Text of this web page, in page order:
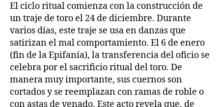
El ciclo ritual comienza con la construcción de
un traje de toro el 24 de diciembre. Durante
varios días, este traje se usa en danzas que
satirizan el mal comportamiento. El 6 de enero
(fin de la Epifanía), la transferencia del oficio se
celebra por el sacrificio ritual del toro. De
manera muy importante, sus cuernos son
cortados y se reemplazan con ramas de roble o
con astas de venado. Este acto revela que, de